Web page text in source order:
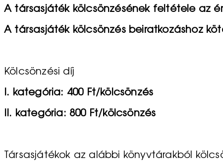
A társasjáték kölcsönzésének feltétele az
A társasjáték kölcsönzés beiratkozáshoz
Kölcsönzési díj
I. kategória: 400 Ft/kölcsönzés
II. kategória: 800 Ft/kölcsönzés
Társasjátékok az alábbi könyvtárakból